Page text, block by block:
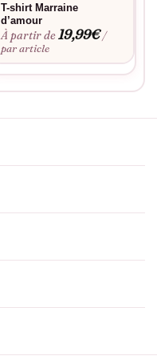
T-shirt Marraine
d’amour
À partir de19,99€ /
par article